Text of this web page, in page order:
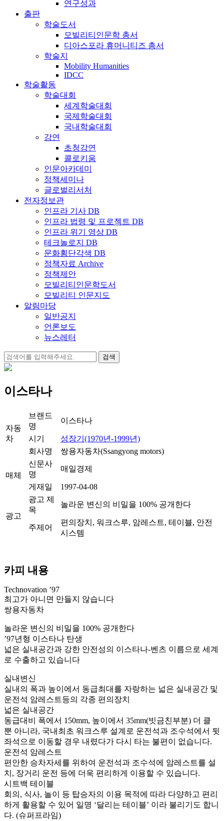
연구성과
출판
학술도서
모빌리티인문학 총서
디아스포라 휴머니티즈 총서
학술지
Mobility Humanities
IDCC
학술활동
학술대회
세계학술대회
국제학술대회
국내학술대회
강연
초청강연
콜로키움
인문아카데미
정책세미나
글로벌리서처
전자정보관
인프라 기사 DB
인프라 법령 및 프로젝트 DB
인프라 위기 영상 DB
테크놀로지 DB
문화횡단각색 DB
정책자료 Archive
정책제안
모빌리티인문학도서
모빌리티 인문지도
알림마당
일반공지
언론보도
뉴스레터
검
색:
이스타나
자동
차
브랜드
명
이스타나
시기
성장기(1970년-1999년)
회사명
쌍용자동차(Ssangyong motors)
매체
신문사
명
매일경제
게재일 1997-04-08
광고
광고 제
목
놀라운 변신의 비밀을 100% 공개한다
주제어
편의장치, 워크스루, 암레스트, 테이블, 안전
시스템
카피 내용
Technovation ’97
최고가 아니면 만들지 않습니다
쌍용자동차
놀라운 변신의 비밀을 100% 공개한다
’97년형 이스타나 탄생
넓은 실내공간과 강한 안전성의 이스타나-벤츠 이름으로 세계
로 수출하고 있습니다
실내변신
실내의 폭과 높이에서 동급최대를 자랑하는 넓은 실내공간 및
운전석 암레스트등의 각종 편의장치
넓은 실내공간
동급대비 폭에서 150mm, 높이에서 35mm(빗금친부분) 더 클
뿐 아니라, 국내최초 워크스루 설계로 운전석과 조수석에서 뒷
좌석으로 이동할 경우 내렸다가 다시 타는 불편이 없습니다.
운전석 암레스트
편안한 승차자세를 위하여 운전석과 조수석에 암레스트를 설
치, 장거리 운전 등에 더욱 편리하게 이용할 수 있습니다.
시트백 테이블
회의, 식사, 놀이 등 탑승자의 이용 목적에 따라 다양하고 편리
하게 활용할 수 있어 일명 ‘달리는 테이블’ 이라 불리기도 합니
다. (슈퍼프라임)